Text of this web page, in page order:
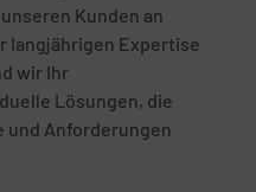
Kunden an
langjährigen Expertise
wir Ihr
Lösungen, die
und Anforderungen